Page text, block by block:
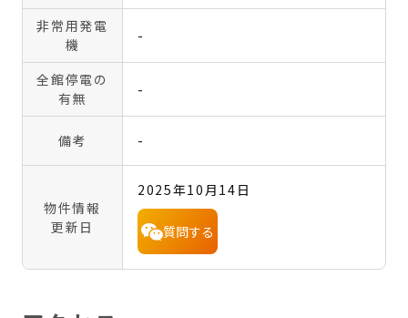
非常用発電
機
-
全館停電の
有無
-
備考 -
物件情報
更新日
2025年10月14日
質問する